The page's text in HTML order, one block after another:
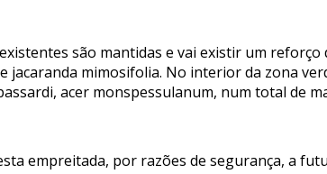
são mantidas e vai existir um
jacaranda mimosifolia. No interior da zona
acer monspessulanum, num total de
empreitada, por razões de segurança, a